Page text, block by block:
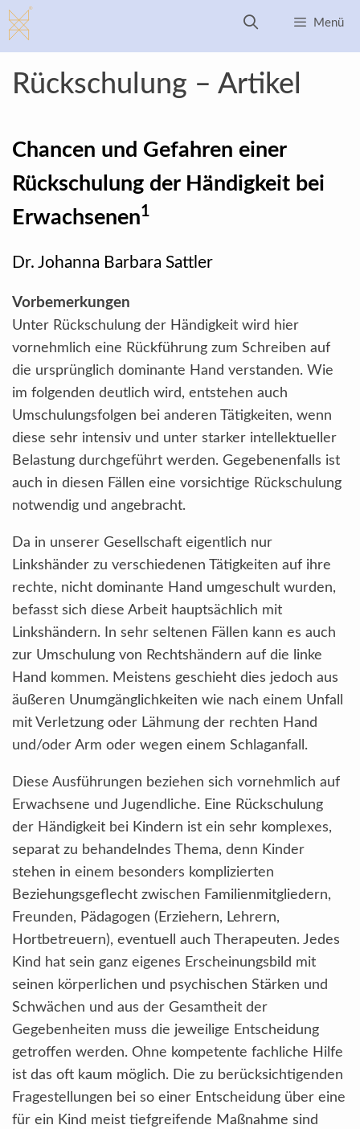
Zum
Inhalt
springen
Menü
Rückschulung – Artikel
Chancen und Gefahren einer
Rückschulung der Händigkeit bei
Erwachsenen1
Dr. Johanna Barbara Sattler
Vorbemerkungen
Unter Rückschulung der Händigkeit wird hier
vornehmlich eine Rückführung zum Schreiben auf
die ursprünglich dominante Hand verstanden. Wie
im folgenden deutlich wird, entstehen auch
Umschulungsfolgen bei anderen Tätigkeiten, wenn
diese sehr intensiv und unter starker intellektueller
Belastung durchgeführt werden. Gegebenenfalls ist
auch in diesen Fällen eine vorsichtige Rückschulung
notwendig und angebracht.
Da in unserer Gesellschaft eigentlich nur
Linkshänder zu verschiedenen Tätigkeiten auf ihre
rechte, nicht dominante Hand umgeschult wurden,
befasst sich diese Arbeit hauptsächlich mit
Linkshändern. In sehr seltenen Fällen kann es auch
zur Umschulung von Rechtshändern auf die linke
Hand kommen. Meistens geschieht dies jedoch aus
äußeren Unumgänglichkeiten wie nach einem Unfall
mit Verletzung oder Lähmung der rechten Hand
und/oder Arm oder wegen einem Schlaganfall.
Diese Ausführungen beziehen sich vornehmlich auf
Erwachsene und Jugendliche. Eine Rückschulung
der Händigkeit bei Kindern ist ein sehr komplexes,
separat zu behandelndes Thema, denn Kinder
stehen in einem besonders komplizierten
Beziehungsgeflecht zwischen Familienmitgliedern,
Freunden, Pädagogen (Erziehern, Lehrern,
Hortbetreuern), eventuell auch Therapeuten. Jedes
Kind hat sein ganz eigenes Erscheinungsbild mit
seinen körperlichen und psychischen Stärken und
Schwächen und aus der Gesamtheit der
Gegebenheiten muss die jeweilige Entscheidung
getroffen werden. Ohne kompetente fachliche Hilfe
ist das oft kaum möglich. Die zu berücksichtigenden
Fragestellungen bei so einer Entscheidung über eine
für ein Kind meist tiefgreifende Maßnahme sind